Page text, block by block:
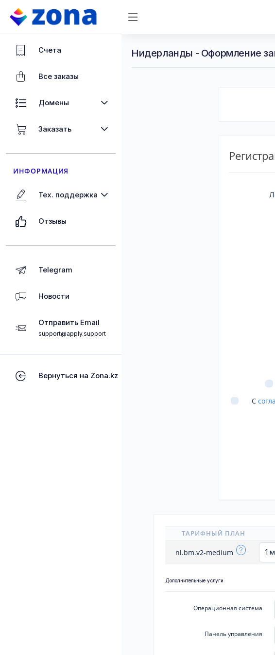
Счета
Все заказы
Домены
Заказать
ИНФОРМАЦИЯ
Тех. поддержка
Отзывы
Telegram
Новости
Отправить Email
support@apply.support
Вернуться на Zona.kz
Нидерланды - Оформление
С
ТАРИФНЫЙ ПЛАН
nl.bm.v2-medium
Дополнительные услуги
Операционная система
Панель управления